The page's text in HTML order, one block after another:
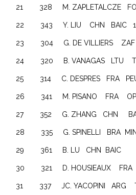
21 328 M. ZAPLETALCZE
22 343 Y. LIU CHN BAIC
23 304 G. DE VILLIERS ZAF
24 320 B. VANAGAS LTU
25 314 C. DESPRES FRA
26 341 M. PISANO FRA
27 352 G. ZHANG CHN
28 335 G. SPINELLI BRA
29 361 B. LU CHN BAIC
30 321 D. HOUSIEAUX FRA
31 337 JC. YACOPINI ARG